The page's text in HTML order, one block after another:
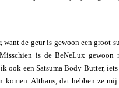
de geur is gewoon een groot
is de BeNeLux gewoon
ook een Satsuma Body Butter,
komen. Althans, dat hebben ze